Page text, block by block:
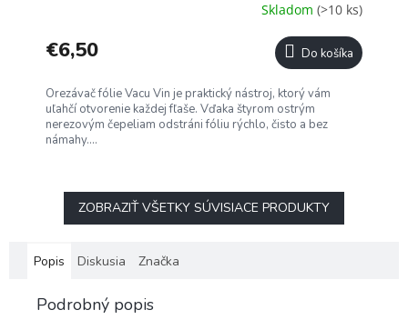
Skladom (>10 ks)
€6,50 Do košíka
Orezávač fólie Vacu Vin je praktický nástroj, ktorý vám
uľahčí otvorenie každej fľaše. Vďaka štyrom ostrým
nerezovým čepeliam odstráni fóliu rýchlo, čisto a bez
námahy....
ZOBRAZIŤ VŠETKY SÚVISIACE PRODUKTY
Popis Diskusia Značka
Podrobný popis